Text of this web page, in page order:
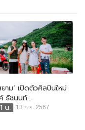
ยาม’ เปิดตัวศิลปินใหม่
ธัชนนท์...
น.
13 ก.ย. 2567